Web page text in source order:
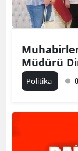
Müdürü
Politika